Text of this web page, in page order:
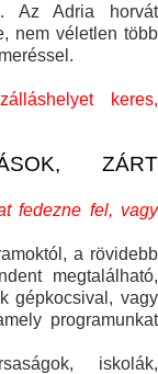
Az Adria horvát
nem véletlen több
keres,
ZÁRT
fedezne fel, vagy
a rövidebb
megtalálható,
gépkocsival, vagy
programunkat
iskolák,